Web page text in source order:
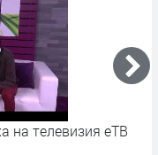
на телевизия еТВ